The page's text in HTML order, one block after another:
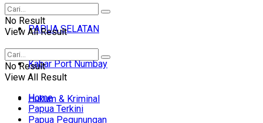
PAPUA SELATAN
Kabar Port Numbay
Hukum & Kriminal
No Result
View All Result
No Result
View All Result
Home
Papua Terkini
Papua Pegunungan